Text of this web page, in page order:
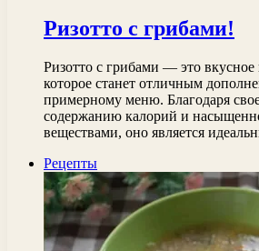
Ризотто с грибами!
Ризотто с грибами — это вкусное
которое станет отличным
примерному меню. Благодаря
содержанию калорий и
веществами, оно является
Рецепты